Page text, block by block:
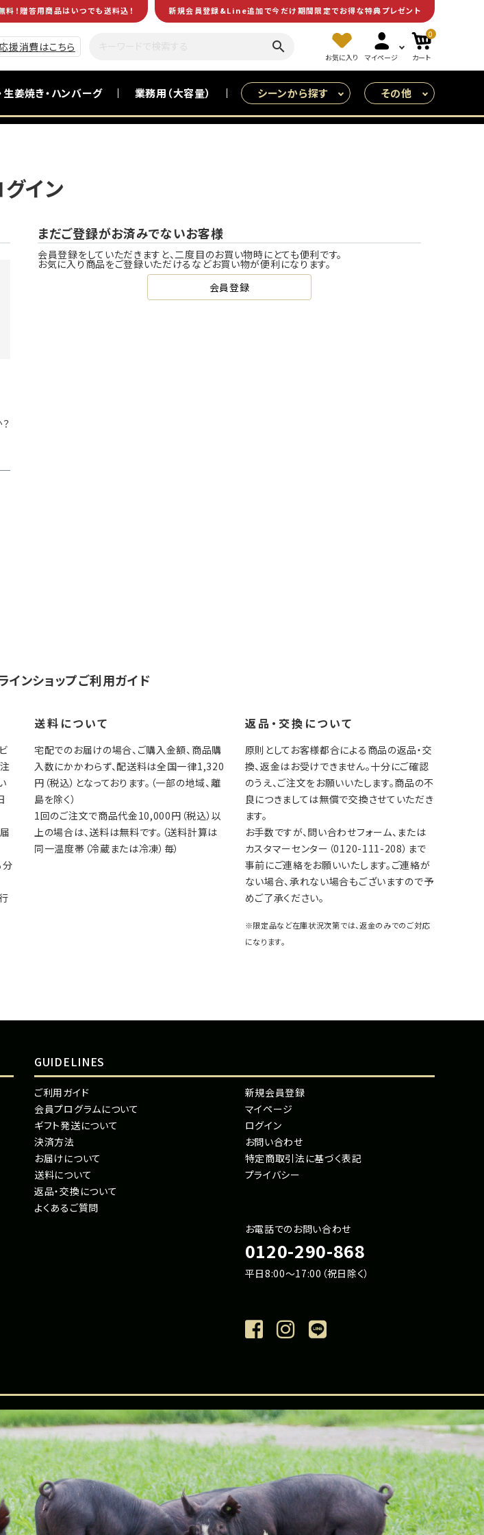
！贈答用商品はいつでも送料込！ 新規会員登録&Line追加で今だけ期間限定でお得な特典プレゼント
援消費はこちら search
お気に入り マイページ
0
カート
生姜焼き・ハンバーグ 業務用（大容量） シーンから探す その他
グイン
まだご登録がお済みでないお客様
会員登録をしていただきますと、二度目のお買い物時にとても便利です。
お気に入り商品をご登録いただけるなどお買い物が便利になります。
会員登録
インショップご利用ガイド
分
送料について
宅配でのお届けの場合、ご購入金額、商品購
入数にかかわらず、配送料は全国一律1,320
円（税込）となっております。（一部の地域、離
島を除く）
1回のご注文で商品代金10,000円（税込）以
上の場合は、送料は無料です。（送料計算は
同一温度帯（冷蔵または冷凍）毎）
返品・交換について
原則としてお客様都合による商品の返品・交
換、返金はお受けできません。十分にご確認
のうえ、ご注文をお願いいたします。商品の不
良につきましては無償で交換させていただき
ます。
お手数ですが、問い合わせフォーム、または
カスタマーセンター（0120-111-208）まで
事前にご連絡をお願いいたします。ご連絡が
ない場合、承れない場合もございますので予
めご了承ください。
※限定品など在庫状況次第では、返金のみでのご対応
になります。
GUIDELINES
ご利用ガイド
会員プログラムについて
ギフト発送について
決済方法
お届けについて
送料について
返品・交換について
よくあるご質問
新規会員登録
マイページ
ログイン
お問い合わせ
特定商取引法に基づく表記
プライバシー
お電話でのお問い合わせ
0120-290-868
平日8:00～17:00（祝日除く）